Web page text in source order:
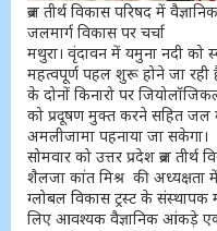
ब्रज तीर्थ विकास परिषद में
जलमार्ग विकास पर चर्चा
मथुरा। वृंदावन में यमुना नदी को
महत्वपूर्ण पहल शुरू होने जा रही
के दोनों किनारो पर
को प्रदूषण मुक्त करने सहित जल
अमलीजामा पहनाया जा सकेगा।
सोमवार को उत्तर प्रदेश ब्रज
शैलजा कांत मिश्र की
ग्लोबल विकास ट्रस्ट के
लिए आवश्यक वैज्ञानिक आंकड़े